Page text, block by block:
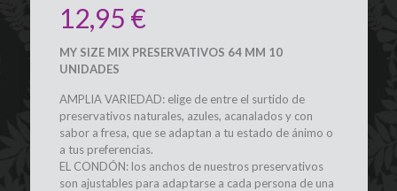
12,95 €
MY SIZE MIX PRESERVATIVOS 64 MM 10
UNIDADES
AMPLIA VARIEDAD: elige de entre el surtido de
preservativos naturales, azules, acanalados y con
sabor a fresa, que se adaptan a tu estado de ánimo o
a tus preferencias.
EL CONDÓN: los anchos de nuestros preservativos
son ajustables para adaptarse a cada persona de una